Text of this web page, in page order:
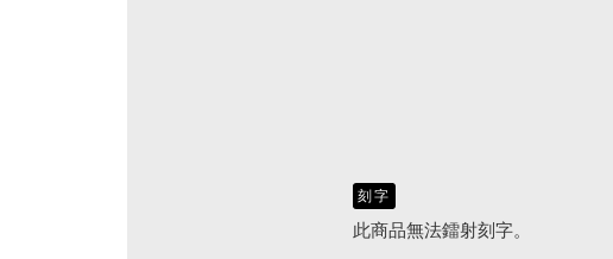
刻字
此商品無法鐳射刻字。